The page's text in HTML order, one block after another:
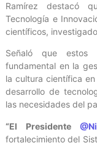
Ramírez destacó
Tecnología e
científicos,
Señaló que estos
fundamental en la
la cultura científica
desarrollo de
las necesidades del
“El Presidente
fortalecimiento del